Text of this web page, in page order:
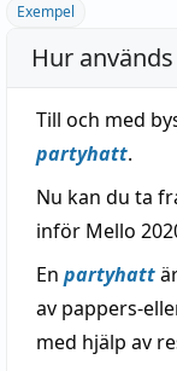
Exempel
Hur
Till och med
partyhatt.
Nu kan du ta
inför Mello
En partyhatt
av pappers-
med hjälp av